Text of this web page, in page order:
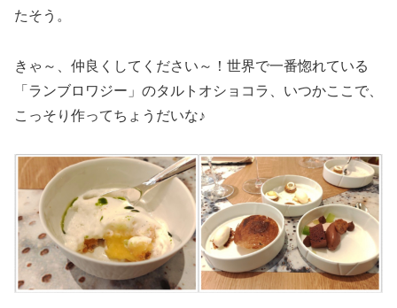
たそう。
きゃ～、仲良くしてください～！世界で一番惚れている
「ランブロワジー」のタルトオショコラ、いつかここで、
こっそり作ってちょうだいな♪